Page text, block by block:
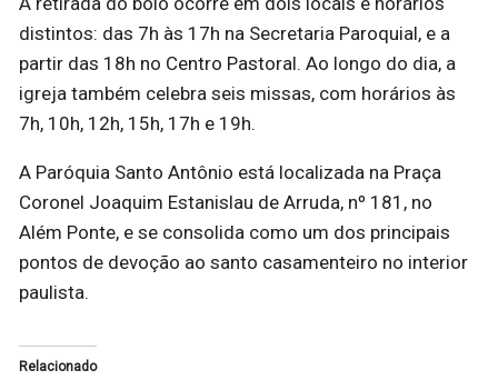
distintos: das 7h às 17h na Secretaria Paroquial, e a
partir das 18h no Centro Pastoral. Ao longo do dia, a
igreja também celebra seis missas, com horários às
7h, 10h, 12h, 15h, 17h e 19h.
A Paróquia Santo Antônio está localizada na Praça
Coronel Joaquim Estanislau de Arruda, nº 181, no
Além Ponte, e se consolida como um dos principais
pontos de devoção ao santo casamenteiro no interior
paulista.
Relacionado